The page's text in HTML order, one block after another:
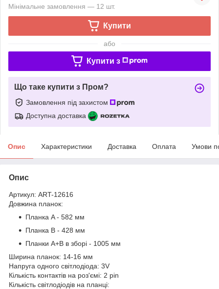
Мінімальне замовлення — 12 шт.
Купити
або
Купити з
Що таке купити з Пром?
Замовлення під захистом
Доступна доставка
Опис Характеристики Доставка Оплата Умови
Опис
Артикул: ART-12616
Довжина планок:
Планка A - 582 мм
Планка B - 428 мм
Планки A+B в зборі - 1005 мм
Ширина планок: 14-16 мм
Напруга одного світлодіода: 3V
Кількість контактів на роз'ємі: 2 pin
Кількість світлодіодів на планці: